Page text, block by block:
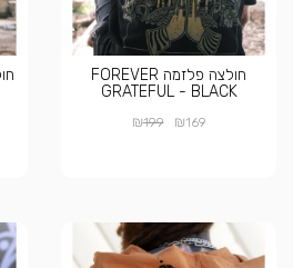
חולצה פלזמה FOREVER
GRATEFUL - BLACK
₪169
₪199